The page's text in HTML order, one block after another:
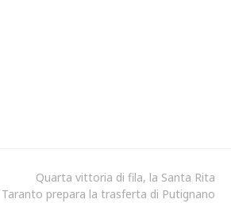
Quarta vittoria di fila, la Santa Rita
Taranto prepara la trasferta di Putignano